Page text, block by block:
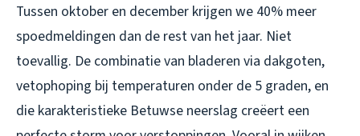
Tussen oktober en december krijgen we 40% meer
spoedmeldingen dan de rest van het jaar. Niet
toevallig. De combinatie van bladeren via dakgoten,
vetophoping bij temperaturen onder de 5 graden, en
die karakteristieke Betuwse neerslag creëert een